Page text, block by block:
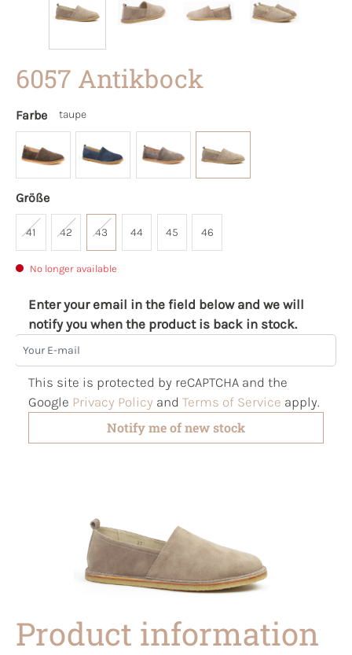
6057 Antikbock
Farbe taupe
Größe
41 42 43 44 45 46
No longer available
Enter your email in the field below and we will
notify you when the product is back in stock.
Your E-mail
This site is protected by reCAPTCHA and the
Google Privacy Policy and Terms of Service apply.
Notify me of new stock
Product information